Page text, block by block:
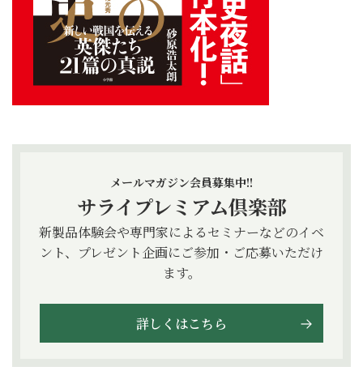
メールマガジン会員募集中!!
サライプレミアム倶楽部
新製品体験会や専門家によるセミナーなどのイベ
ント、プレゼント企画にご参加・ご応募いただけ
ます。
詳しくはこちら